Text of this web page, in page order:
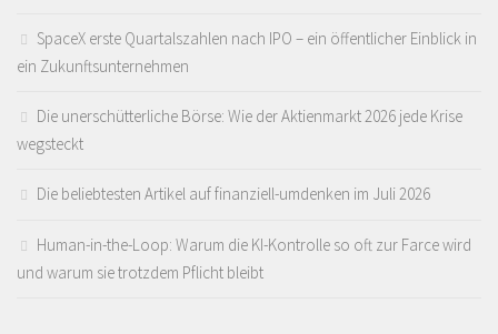
SpaceX erste Quartalszahlen nach IPO – ein öffentlicher Einblick in
ein Zukunftsunternehmen
Die unerschütterliche Börse: Wie der Aktienmarkt 2026 jede Krise
wegsteckt
Die beliebtesten Artikel auf finanziell-umdenken im Juli 2026
Human-in-the-Loop: Warum die KI-Kontrolle so oft zur Farce wird
und warum sie trotzdem Pflicht bleibt